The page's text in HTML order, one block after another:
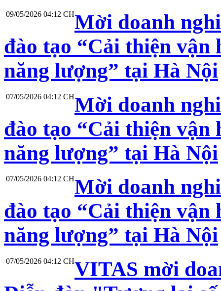
09/05/2026 04:12 CHMời doanh
đào tạo “Cải thiện
năng lượng” tại Hà Nội
07/05/2026 04:12 CHMời doanh
đào tạo “Cải thiện
năng lượng” tại Hà Nội
07/05/2026 04:12 CHMời doanh
đào tạo “Cải thiện
năng lượng” tại Hà Nội
07/05/2026 04:12 CHVITAS mời